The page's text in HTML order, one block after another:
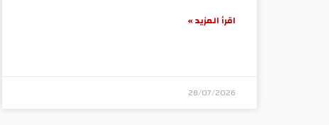
اقرأ المزيد »
28/07/2026